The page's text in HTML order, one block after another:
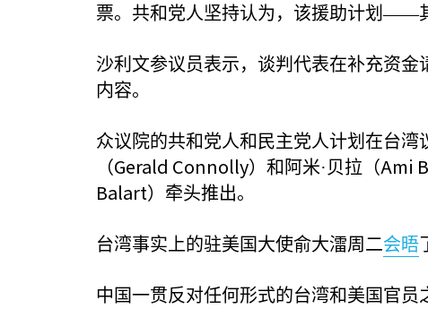
票。共和党人坚持认为，该援助计划——
沙利文参议员表示，谈判代表在补充资
内容。
众议院的共和党人和民主党人计划在台湾
（Gerald Connolly）和阿米·贝拉（Ami
Balart）牵头推出。
台湾事实上的驻美国大使俞大㵢周二会晤
中国一贯反对任何形式的台湾和美国官